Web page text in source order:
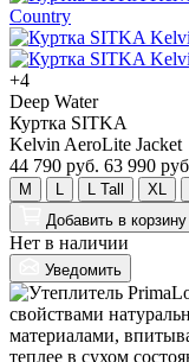
+4
Deep Water
Куртка SITKA
Kelvin AeroLite Jacket
44 790 руб. 63 990
M L Tall XL
Добавить в корзину
Нет в наличии
Уведомить